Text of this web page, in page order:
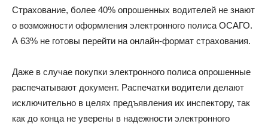
Страхование, более 40% опрошенных водителей не знают
о возможности оформления электронного полиса ОСАГО.
А 63% не готовы перейти на онлайн-формат страхования.
Даже в случае покупки электронного полиса опрошенные
распечатывают документ. Распечатки водители делают
исключительно в целях предъявления их инспектору, так
как до конца не уверены в надежности электронного